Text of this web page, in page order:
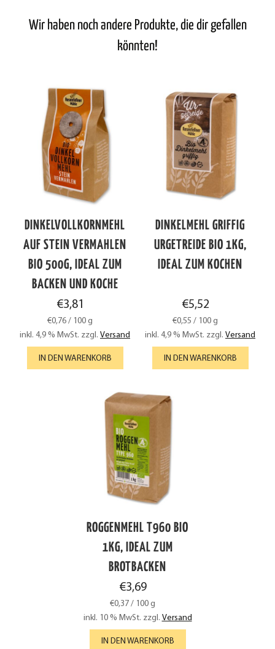
Wir haben noch andere Produkte, die dir gefallen
könnten!
DINKELVOLLKORNMEHL
AUF STEIN VERMAHLEN
BIO 500G, IDEAL ZUM
BACKEN UND KOCHE
€3,81
€0,76 / 100 g
inkl. 4,9 % MwSt. zzgl. Versand
IN DEN WARENKORB
DINKELMEHL GRIFFIG
URGETREIDE BIO 1KG,
IDEAL ZUM KOCHEN
€5,52
€0,55 / 100 g
inkl. 4,9 % MwSt. zzgl. Versand
IN DEN WARENKORB
ROGGENMEHL T960 BIO
1KG, IDEAL ZUM
BROTBACKEN
€3,69
€0,37 / 100 g
inkl. 10 % MwSt. zzgl. Versand
IN DEN WARENKORB